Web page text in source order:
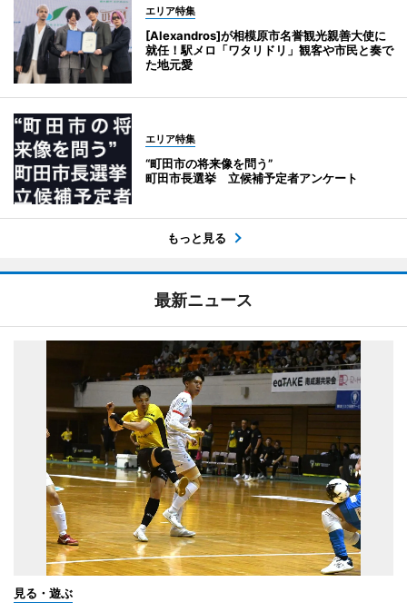
エリア特集
[Alexandros]が相模原市名誉観光親善大使に
就任！駅メロ「ワタリドリ」観客や市民と奏で
た地元愛
エリア特集
“町田市の将来像を問う”
町田市長選挙 立候補予定者アンケート
もっと見る
最新ニュース
見る・遊ぶ